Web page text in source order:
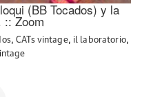
(BB Tocados) y la
:: Zoom
,CATs vintage, il laboratorio,